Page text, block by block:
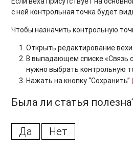
с ней контрольная точка будет
Чтобы назначить контрольную
Открыть редактирование
В выпадающем списке «Связь
нужно выбрать контрольную
Нажать на кнопку “Сохранить”
Была ли статья
Да Нет